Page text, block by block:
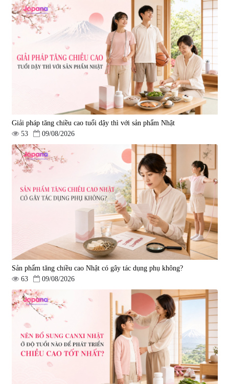
Giải pháp tăng chiều cao tuổi dậy thì với sản phẩm Nhật
53
09/08/2026
Sản phẩm tăng chiều cao Nhật có gây tác dụng phụ không?
63
09/08/2026